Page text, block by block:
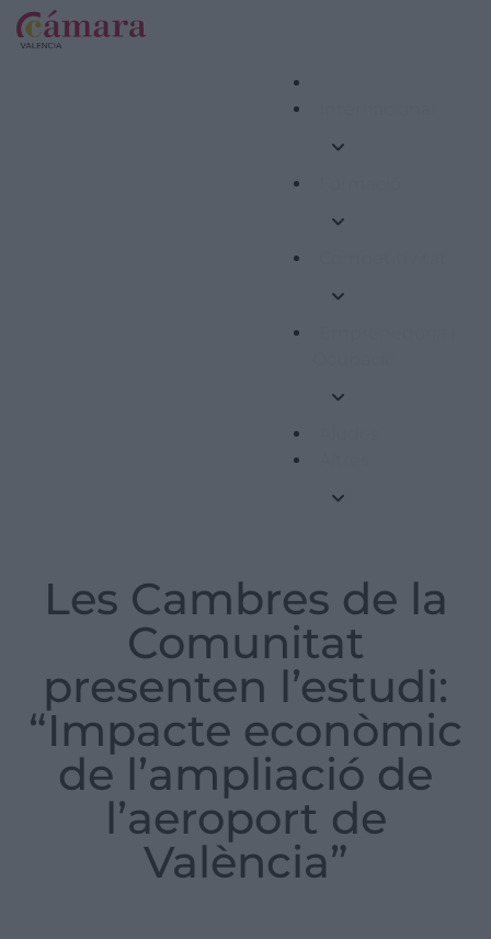
Les Cambres de la
Comunitat
presenten l’estudi:
“Impacte econòmic
de l’ampliació de
l’aeroport de
València”